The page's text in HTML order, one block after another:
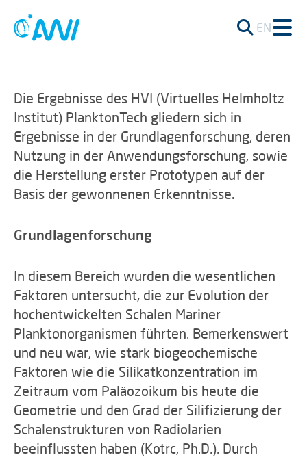
EN
Die Ergebnisse des HVI (Virtuelles Helmholtz-
Institut) PlanktonTech gliedern sich in
Ergebnisse in der Grundlagenforschung, deren
Nutzung in der Anwendungsforschung, sowie
die Herstellung erster Prototypen auf der
Basis der gewonnenen Erkenntnisse.
Grundlagenforschung
In diesem Bereich wurden die wesentlichen
Faktoren untersucht, die zur Evolution der
hochentwickelten Schalen Mariner
Planktonorganismen führten. Bemerkenswert
und neu war, wie stark biogeochemische
Faktoren wie die Silikatkonzentration im
Zeitraum vom Paläozoikum bis heute die
Geometrie und den Grad der Silifizierung der
Schalenstrukturen von Radiolarien
beeinflussten haben (Kotrc, Ph.D.). Durch